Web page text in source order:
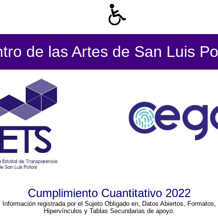
de las Artes de San Luis
Cumplimiento Cuantitativo 2022
Información registrada por el Sujeto Obligado en, Datos Abiertos, Formatos,
Hipervínculos y Tablas Secundarias de apoyo.